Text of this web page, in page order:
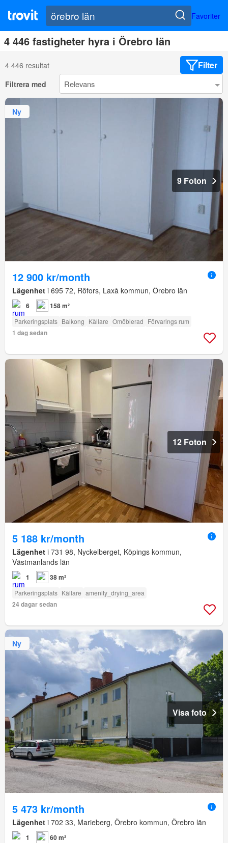
Favoriter
4 446 fastigheter hyra i Örebro län
4 446 resultat Filter
Filtrera med
Ny
9 Foton
12 900 kr/month
Lägenhet i 695 72, Röfors, Laxå kommun, Örebro län
6 158 m²
Parkeringsplats Balkong Källare Omöblerad Förvarings rum
1 dag sedan
12 Foton
5 188 kr/month
Lägenhet i 731 98, Nyckelberget, Köpings kommun,
Västmanlands län
1 38 m²
Parkeringsplats Källare amenity_drying_area
24 dagar sedan
Ny
Visa foto
5 473 kr/month
Lägenhet i 702 33, Marieberg, Örebro kommun, Örebro län
1 60 m²